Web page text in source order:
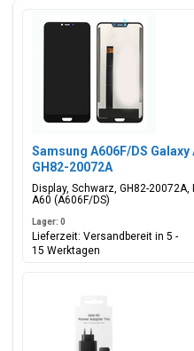
Suchen Sie nach einem
Wir haben auchSamsung
umfangreichen Sortiment.
Samsung Galaxy A60
Modellcode(s)
Daybreak Black, Seawater Blue,
Cocktail Orange, Peach Mist,
Die beliebtesten Teile für
, Batterieabdeckung,
Samsung A606F/DS
GH82-20072A
Display, Schwarz, GH82-
A60 (A606F/DS)
Lager: 0
Lieferzeit: Versandbereit in 5 -
15 Werktagen